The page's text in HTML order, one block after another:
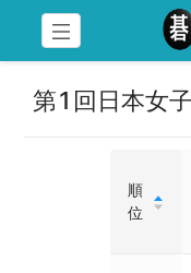
第1回日本女
順
位